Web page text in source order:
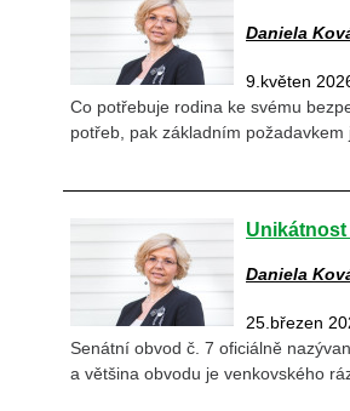
Daniela
9.květen
Co potřebuje rodina ke svému
potřeb, pak základním
Daniela
25.březen
Senátní obvod č. 7 oficiálně
a většina obvodu je venkovského